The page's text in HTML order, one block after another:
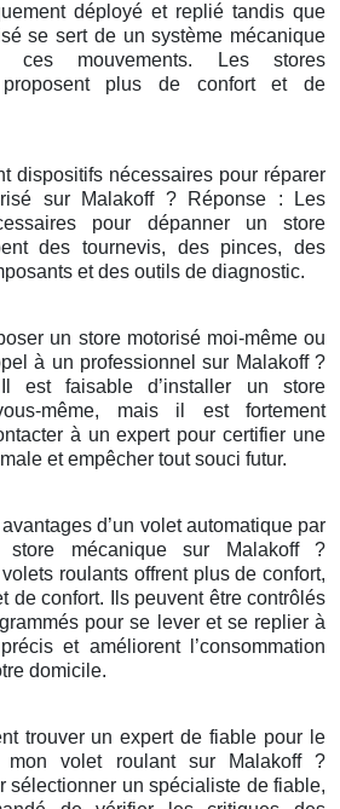
déployé et replié tandis que
se sert de un système mécanique
ces mouvements. Les stores
proposent plus de confort et de
dispositifs nécessaires pour réparer
sur Malakoff ? Réponse : Les
pour dépanner un store
des tournevis, des pinces, des
et des outils de diagnostic.
un store motorisé moi-même ou
à un professionnel sur Malakoff ?
est faisable d’installer un store
même, mais il est fortement
à un expert pour certifier une
et empêcher tout souci futur.
d’un volet automatique par
mécanique sur Malakoff ?
roulants offrent plus de confort,
de confort. Ils peuvent être contrôlés
pour se lever et se replier à
et améliorent l’consommation
domicile.
trouver un expert de fiable pour le
mon volet roulant sur Malakoff ?
sélectionner un spécialiste de fiable,